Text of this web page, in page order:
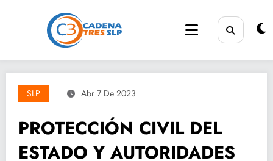
SLP Abr 7 De 2023
PROTECCIÓN CIVIL DEL
ESTADO Y AUTORIDADES